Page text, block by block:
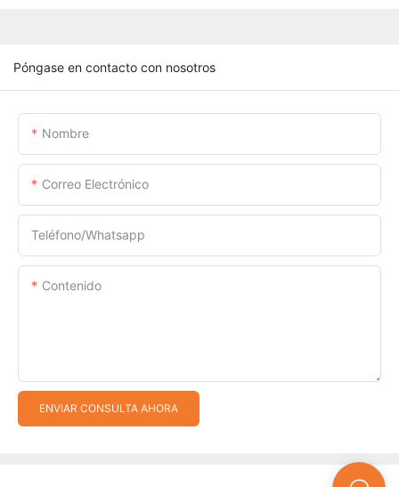
Póngase en contacto con nosotros
Nombre
Correo Electrónico
Teléfono/whatsapp
Contenido
ENVIAR CONSULTA AHORA